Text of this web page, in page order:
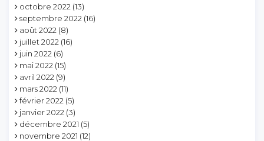
octobre 2022 (13)
septembre 2022 (16)
août 2022 (8)
juillet 2022 (16)
juin 2022 (6)
mai 2022 (15)
avril 2022 (9)
mars 2022 (11)
février 2022 (5)
janvier 2022 (3)
décembre 2021 (5)
novembre 2021 (12)